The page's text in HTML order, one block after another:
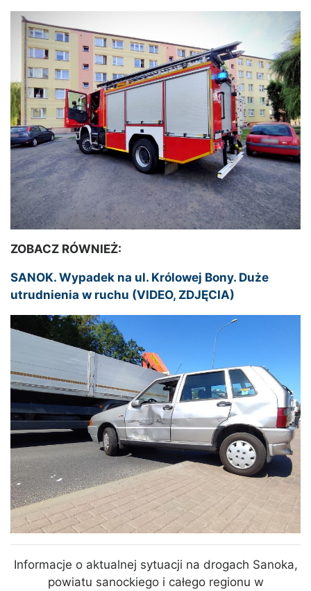
ZOBACZ RÓWNIEŻ:
SANOK. Wypadek na ul. Królowej Bony. Duże
utrudnienia w ruchu (VIDEO, ZDJĘCIA)
Informacje o aktualnej sytuacji na drogach Sanoka,
powiatu sanockiego i całego regionu w